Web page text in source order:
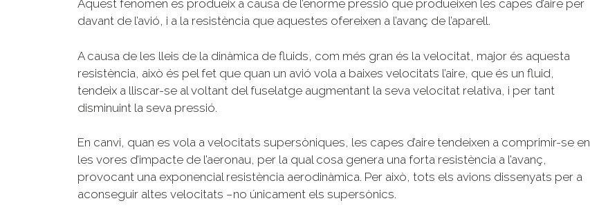
Aquest fenomen es produeix a causa de l’enorme pressió que produeixen les capes d’aire per
davant de l’avió, i a la resistència que aquestes ofereixen a l’avanç de l’aparell.
A causa de les lleis de la dinàmica de fluids, com més gran és la velocitat, major és aquesta
resistència, això és pel fet que quan un avió vola a baixes velocitats l’aire, que és un fluid,
tendeix a lliscar-se al voltant del fuselatge augmentant la seva velocitat relativa, i per tant
disminuint la seva pressió.
En canvi, quan es vola a velocitats supersòniques, les capes d’aire tendeixen a comprimir-se en
les vores d’impacte de l’aeronau, per la qual cosa genera una forta resistència a l’avanç,
provocant una exponencial resistència aerodinàmica. Per això, tots els avions dissenyats per a
aconseguir altes velocitats –no únicament els supersònics.